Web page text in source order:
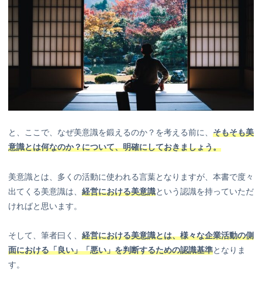
と、ここで、なぜ美意識を鍛えるのか？を考える前に、 そもそも美
意識とは何なのか？について、明確にしておきましょう。
美意識とは、多くの活動に使われる言葉となりますが、本書で度々
出てくる美意識は、 経営における美意識という認識を持っていただ
ければと思います。
そして、筆者曰く、 経営における美意識とは、様々な企業活動の側
面における「良い」「悪い」を判断するための認識基準となりま
す。